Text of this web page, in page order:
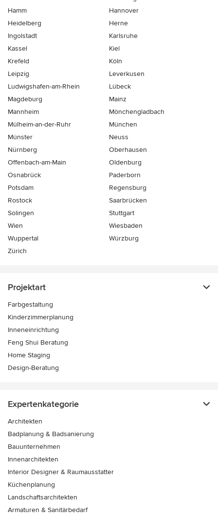
Hamm
Hannover
Heidelberg
Herne
Ingolstadt
Karlsruhe
Kassel
Kiel
Krefeld
Köln
Leipzig
Leverkusen
Ludwigshafen-am-Rhein
Lübeck
Magdeburg
Mainz
Mannheim
Mönchen­gladbach
Mülheim-an-der-Ruhr
München
Münster
Neuss
Nürnberg
Oberhausen
Offenbach-am-Main
Oldenburg
Osnabrück
Paderborn
Potsdam
Regensburg
Rostock
Saarbrücken
Solingen
Stuttgart
Wien
Wiesbaden
Wuppertal
Würzburg
Zürich
Projektart
Farbgestaltung
Kinderzimmerplanung
Inneneinrichtung
Feng Shui Beratung
Home Staging
Design-Beratung
Expertenkategorie
Architekten
Badplanung & Badsanierung
Bauunternehmen
Innenarchitekten
Interior Designer & Raumausstatter
Küchenplanung
Landschaftsarchitekten
Armaturen & Sanitärbedarf